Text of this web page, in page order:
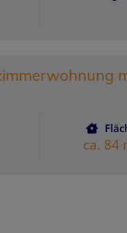
ca. 84